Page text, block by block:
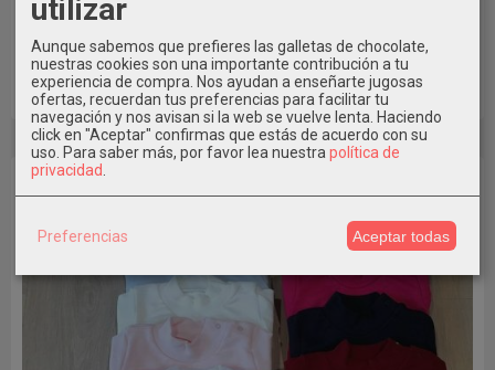
BODY CAMISA M/LARGA SUPERPUESTA...
17,99 €
Añadir a Carrito
utilizar
Aunque sabemos que prefieres las galletas de chocolate,
nuestras cookies son una importante contribución a tu
experiencia de compra. Nos ayudan a enseñarte jugosas
ofertas, recuerdan tus preferencias para facilitar tu
navegación y nos avisan si la web se vuelve lenta. Haciendo
click en "Aceptar" confirmas que estás de acuerdo con su
uso. Para saber más, por favor lea nuestra política de
privacidad
Preferencias Aceptar todas